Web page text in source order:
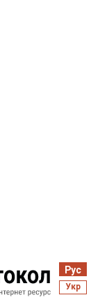
Рус
Укр